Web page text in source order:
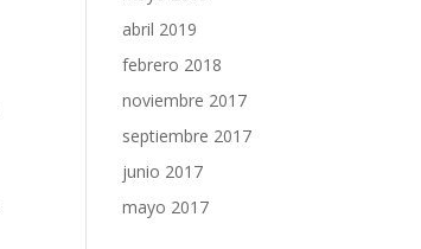
abril 2019
febrero 2018
noviembre 2017
septiembre 2017
junio 2017
mayo 2017